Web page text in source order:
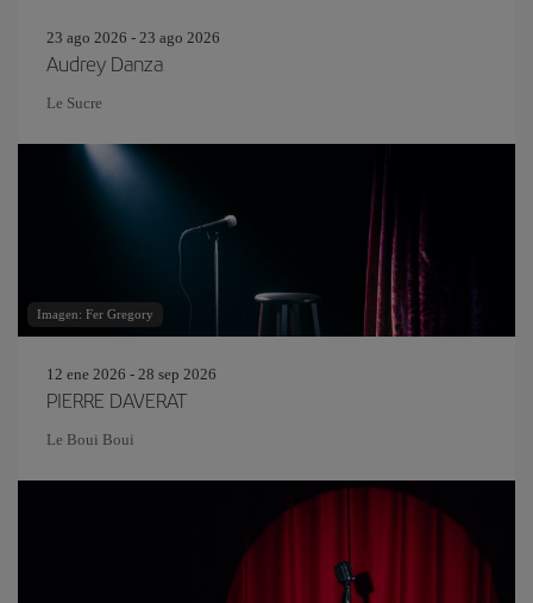
23 ago 2026 - 23 ago 2026
Audrey Danza
Le Sucre
Imagen: Fer Gregory
12 ene 2026 - 28 sep 2026
PIERRE DAVERAT
Le Boui Boui